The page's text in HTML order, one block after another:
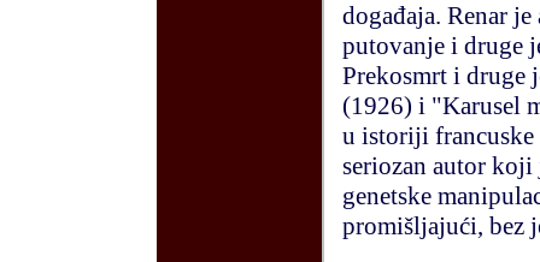
događaja. Renar
putovanje i druge
Prekosmrt i druge
(1926) i "Karusel
u istoriji francuske
seriozan autor
genetske
promišljajući, bez